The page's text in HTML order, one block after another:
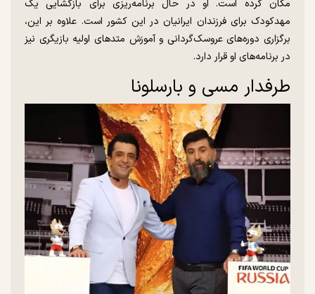
مکان کرده است. او در حال برنامه‌ریزی برای بازگشایی یک
مهدکودک برای فرزندان ایرانیان در این کشور است. علاوه بر این،
برگزاری دوره‌های عروسک‌گردانی و آموزش متد‌های اولیه بازیگری نیز
در برنامه‌های او قرار دارد.
طرفدار مسی و بارسلونا